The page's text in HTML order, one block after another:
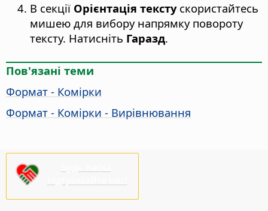
В секції Орієнтація текстускористайтесь
мишею для вибору напрямку повороту
тексту. Натисніть Гаразд.
Пов'язані теми
Формат - Комірки
Формат - Комірки - Вирівнювання